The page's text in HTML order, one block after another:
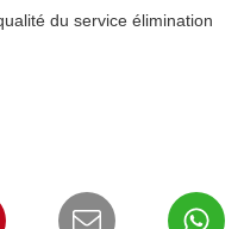
du service élimination